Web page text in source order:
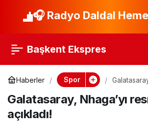
🎧 Radyo Daldal
Başkent Ekspres
Haberler Spor
Galatasaray, Nhaga’yı
açıkladı!
Beşiktaş, Hyeongyu